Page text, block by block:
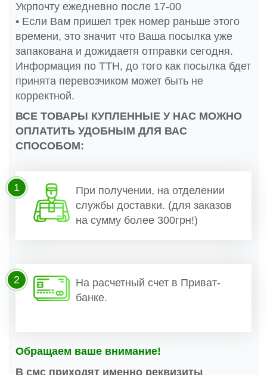
Укрпочту ежедневно после 17-00
• Если Вам пришел трек номер раньше этого
времени, это значит что Ваша посылка уже
запакована и дожидаетя отправки сегодня.
Информация по ТТН, до того как посылка бдет
принята перевозчиком может быть не
корректной.
ВСЕ ТОВАРЫ КУПЛЕННЫЕ У НАС МОЖНО
ОПЛАТИТЬ УДОБНЫМ ДЛЯ ВАС
СПОСОБОМ:
При получении, на отделении
службы доставки. (для заказов
на сумму более 300грн!)
1
На расчетный счет в Приват-
банке.
2
Обращаем ваше внимание!
В смс приходят именно реквизиты